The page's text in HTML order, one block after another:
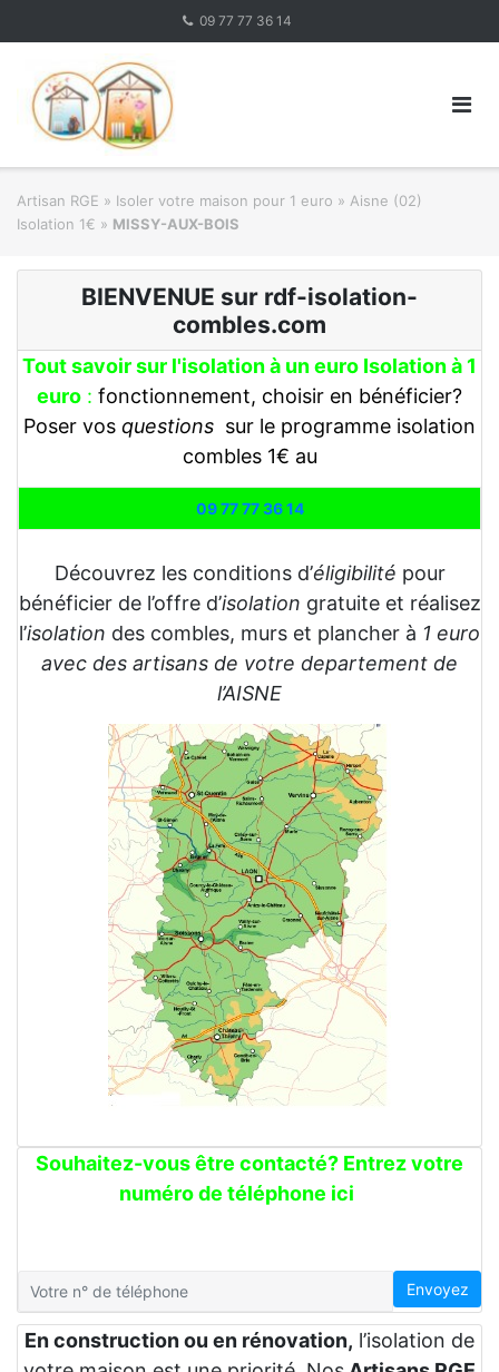
09 77 77 36 14
Artisan RGE » Isoler votre maison pour 1 euro » Aisne (02)
Isolation 1€ » MISSY-AUX-BOIS
BIENVENUE sur rdf-isolation-
combles.com
Tout savoir sur l'isolation à un euro Isolation à 1
euro : fonctionnement, choisir en bénéficier?
Poser vos questions sur le programme isolation
combles 1€ au
09 77 77 36 14
Découvrez les conditions d’éligibilité pour
bénéficier de l’offre d’isolation gratuite et réalisez
l’isolation des combles, murs et plancher à 1 euro
avec des artisans de votre departement de
l’AISNE
Souhaitez-vous être contacté? Entrez votre
numéro de téléphone ici
Envoyez
En construction ou en rénovation, l’isolation de